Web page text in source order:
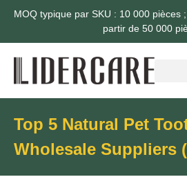
MOQ typique par SKU : 10 000 pièces
partir de 50 000
Top 5 Natural Pet
Wholesale Suppliers